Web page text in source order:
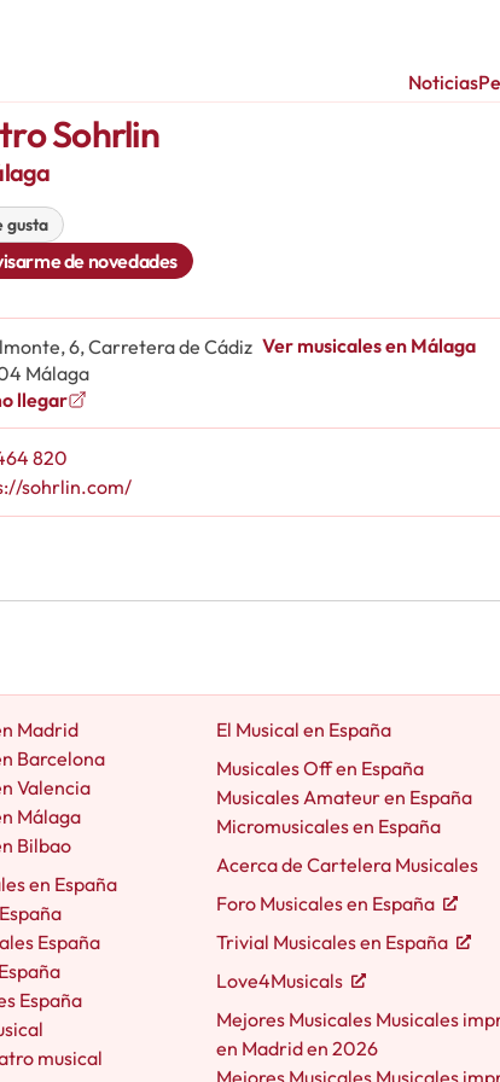
Noticias
Sohrlin
gusta
de novedades
6, Carretera de Cádiz
Málaga
llegar
Ver musicales en Málaga
820
sohrlin.com/
Madrid
Barcelona
Valencia
Málaga
Bilbao
en España
España
España
musical
El Musical en España
Musicales Off en España
Musicales Amateur en España
Micromusicales en España
Acerca de Cartelera Musicales
Foro Musicales en España
Trivial Musicales en España
Love4Musicals
Mejores Musicales Musicales
en Madrid en 2026
Mejores Musicales Musicales